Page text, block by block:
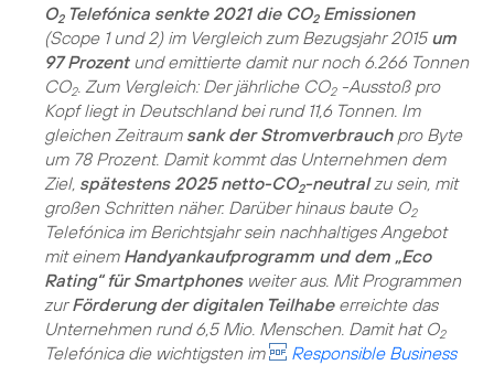
O2Telefónica senkte 2021 die CO2Emissionen
(Scope 1 und 2) im Vergleich zum Bezugsjahr 2015um
97 Prozentund emittierte damit nur noch 6.266 Tonnen
CO2. Zum Vergleich: Der jährliche CO2-Ausstoß pro
Kopf liegt in Deutschland bei rund 11,6 Tonnen. Im
gleichen Zeitraum sank der Stromverbrauchpro Byte
um 78 Prozent. Damit kommt das Unternehmen dem
Ziel, spätestens 2025 netto-CO2-neutralzu sein, mit
großen Schritten näher. Darüber hinaus baute O2
Telefónica im Berichtsjahr sein nachhaltiges Angebot
mit einem Handyankaufprogramm und dem „Eco
Rating“ für Smartphonesweiter aus. Mit Programmen
zurFörderung der digitalen Teilhabeerreichte das
Unternehmen rund 6,5 Mio. Menschen. Damit hat O2
Telefónica die wichtigsten im
Responsible Business